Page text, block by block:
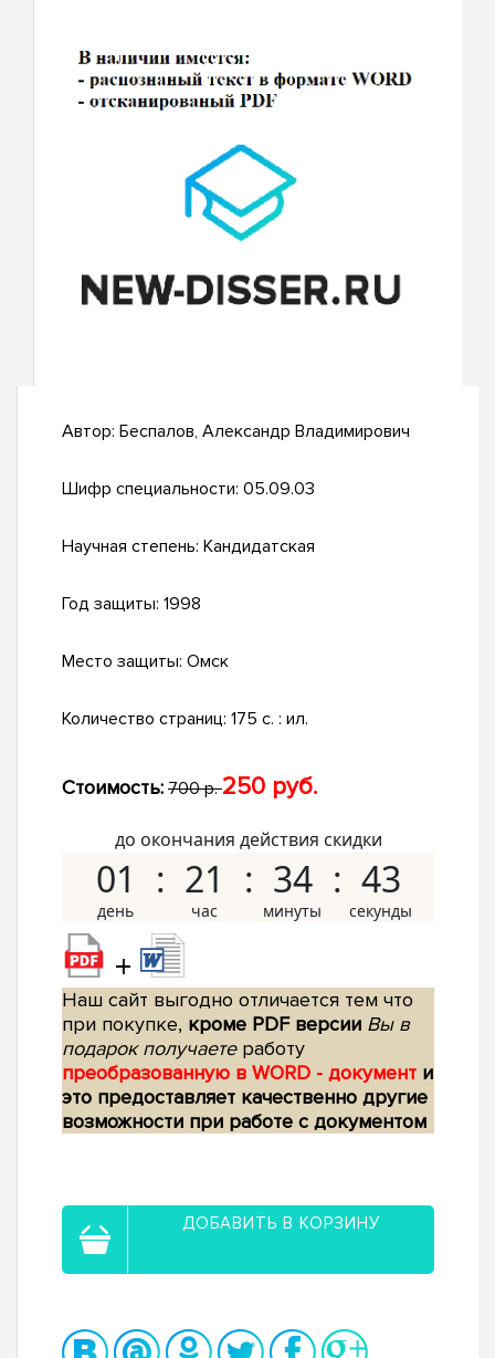
Автор: Беспалов, Александр Владимирович
Шифр специальности: 05.09.03
Научная степень: Кандидатская
Год защиты: 1998
Место защиты: Омск
Количество страниц: 175 с. : ил.
Стоимость: 700 р.250 руб.
до окончания действия скидки
01 21 34 42
+
Наш сайт выгодно отличается тем что
при покупке, кроме PDF версии Вы в
подарок получаетеработу
преобразованную в WORD - документ и
это предоставляет качественно другие
возможности при работе с документом
ДОБАВИТЬ В КОРЗИНУ